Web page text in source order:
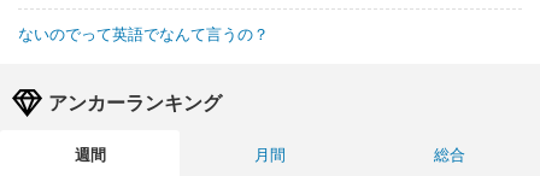
ないのでって英語でなんて言うの？
アンカーランキング
週間 月間
総合